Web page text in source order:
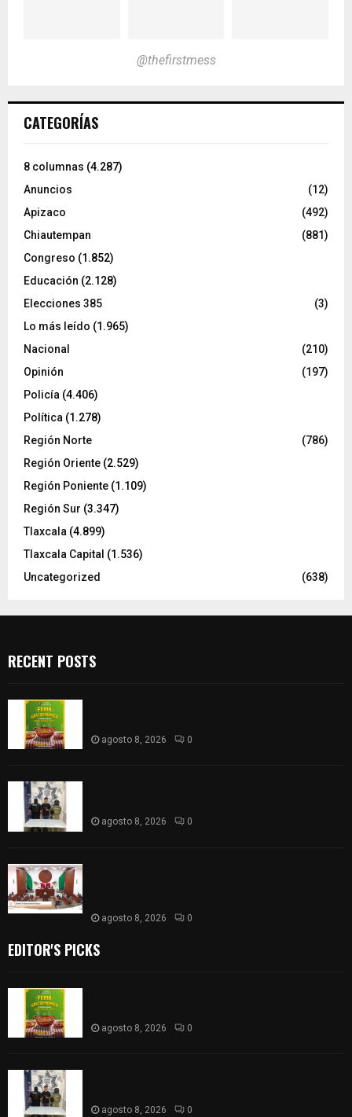
@thefirstmess
CATEGORÍAS
8 columnas (4.287)
Anuncios
(12)
Apizaco
(492)
Chiautempan
(881)
Congreso (1.852)
Educación (2.128)
Elecciones 385
(3)
Lo más leído (1.965)
Nacional
(210)
Opinión
(197)
Policía (4.406)
Política (1.278)
Región Norte
(786)
Región Oriente (2.529)
Región Poniente (1.109)
Región Sur (3.347)
Tlaxcala (4.899)
Tlaxcala Capital (1.536)
Uncategorized
(638)
RECENT POSTS
agosto 8, 2026 0
agosto 8, 2026 0
agosto 8, 2026 0
EDITOR'S PICKS
agosto 8, 2026 0
agosto 8, 2026 0